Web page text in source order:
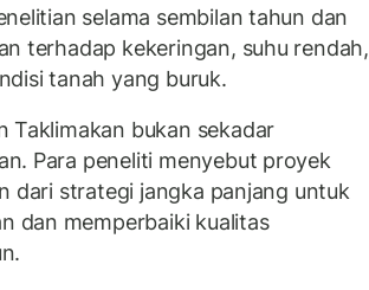
selama sembilan tahun dan
terhadap kekeringan, suhu rendah,
tanah yang buruk.
Taklimakan bukan sekadar
Para peneliti menyebut proyek
dari strategi jangka panjang untuk
dan memperbaiki kualitas